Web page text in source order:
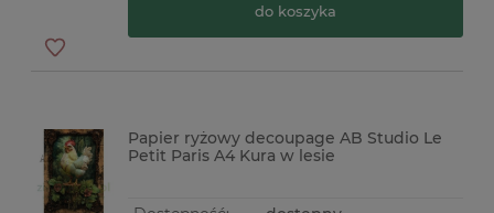
do koszyka
Papier ryżowy decoupage AB Studio Le
Petit Paris A4 Kura w lesie